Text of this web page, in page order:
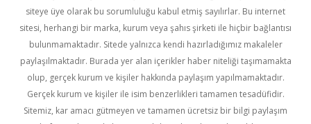
siteye üye olarak bu sorumluluğu kabul etmiş sayılırlar. Bu internet
sitesi, herhangi bir marka, kurum veya şahıs şirketi ile hiçbir bağlantısı
bulunmamaktadır. Sitede yalnızca kendi hazırladığımız makaleler
paylaşılmaktadır. Burada yer alan içerikler haber niteliği taşımamakta
olup, gerçek kurum ve kişiler hakkında paylaşım yapılmamaktadır.
Gerçek kurum ve kişiler ile isim benzerlikleri tamamen tesadüfidir.
Sitemiz, kar amacı gütmeyen ve tamamen ücretsiz bir bilgi paylaşım